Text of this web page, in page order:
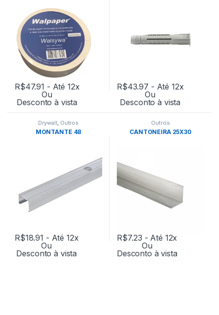
R$47.91 - Até 12x
Ou
Desconto à vista
R$43.97 - Até 12x
Ou
Desconto à vista
Drywall, Outros
MONTANTE 48
R$18.91 - Até 12x
Ou
Desconto à vista
Outros
CANTONEIRA 25X30
R$7.23 - Até 12x
Ou
Desconto à vista